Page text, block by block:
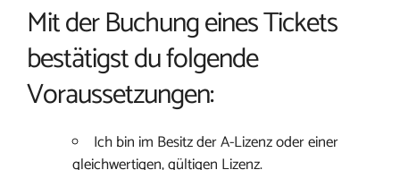
Mit der Buchung eines Tickets
bestätigst du folgende
Voraussetzungen:
Ich bin im Besitz der A-Lizenz oder einer
gleichwertigen, gültigen Lizenz.